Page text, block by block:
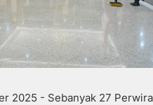
2025 - Sebanyak 27